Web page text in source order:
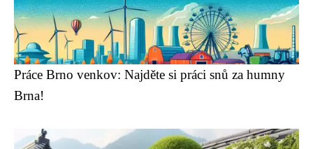
Práce Brno venkov: Najděte si práci snů za humny
Brna!